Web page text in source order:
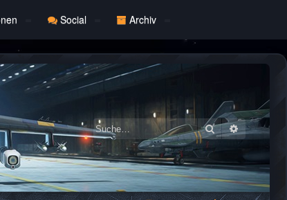
Social Archiv
Suche Erweiterte